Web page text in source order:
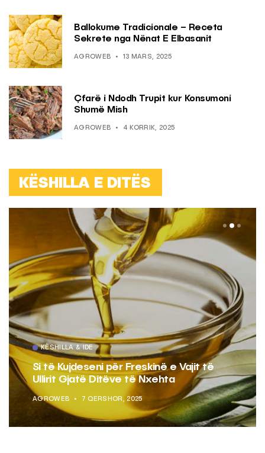
Ballokume Tradicionale – Receta
Sekrete nga Nënat E Elbasanit
AGROWEB 13 MARS, 2025
Çfarë i Ndodh Trupit kur Konsumoni
Shumë Mish
AGROWEB 4 KORRIK, 2025
KËSHILLA E DITËS
KËSHILLA & IDE
Si të Kujdeseni për Freskinë e Vajit të
Ullirit Gjatë Ditëve të Nxehta
AGROWEB 7 QERSHOR, 2025